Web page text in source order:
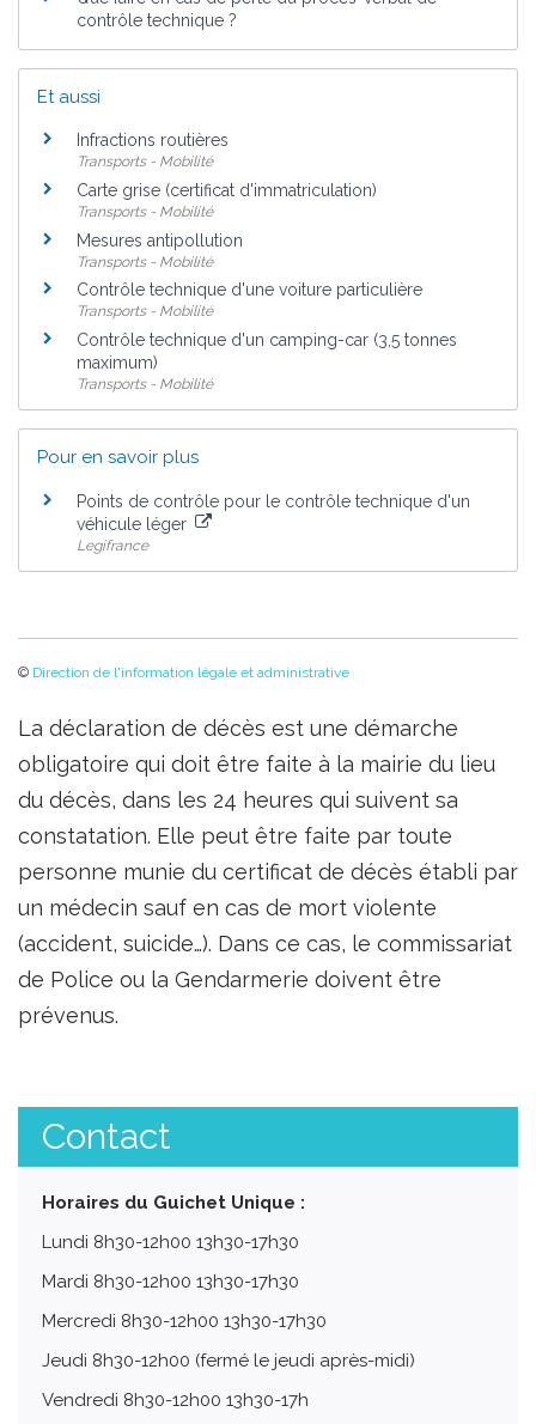
contrôle technique ?
Et aussi
Infractions routières
Transports - Mobilité
Carte grise (certificat d'immatriculation)
Transports - Mobilité
Mesures antipollution
Transports - Mobilité
Contrôle technique d'une voiture particulière
Transports - Mobilité
Contrôle technique d'un camping-car (3,5 tonnes
maximum)
Transports - Mobilité
Pour en savoir plus
Points de contrôle pour le contrôle technique d'un
véhicule léger
Legifrance
© Direction de l'information légale et administrative
La déclaration de décès est une démarche
obligatoire qui doit être faite à la mairie du lieu
du décès, dans les 24 heures qui suivent sa
constatation. Elle peut être faite par toute
personne munie du certificat de décès établi par
un médecin sauf en cas de mort violente
(accident, suicide…). Dans ce cas, le commissariat
de Police ou la Gendarmerie doivent être
prévenus.
Contact
Horaires du Guichet Unique :
Lundi 8h30-12h00 13h30-17h30
Mardi 8h30-12h00 13h30-17h30
Mercredi 8h30-12h00 13h30-17h30
Jeudi 8h30-12h00 (fermé le jeudi après-midi)
Vendredi 8h30-12h00 13h30-17h